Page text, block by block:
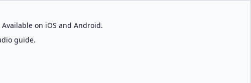
on iOS and Android.
guide.